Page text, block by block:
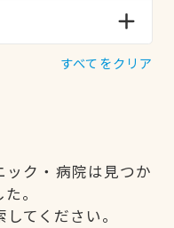
すべてをクリア
ク・病院は見つか
。
てください。